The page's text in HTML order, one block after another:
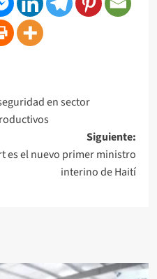
en sector
Siguiente:
es el nuevo primer ministro
interino de Haití